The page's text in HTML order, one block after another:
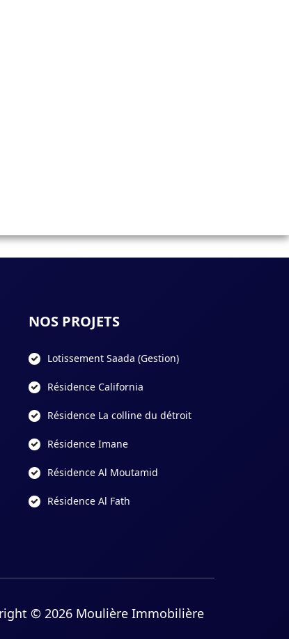
NOS PROJETS
Lotissement Saada (Gestion)
Résidence California
Résidence La colline du détroit
Résidence Imane
Résidence Al Moutamid
Résidence Al Fath
© 2026 Moulière Immobilière